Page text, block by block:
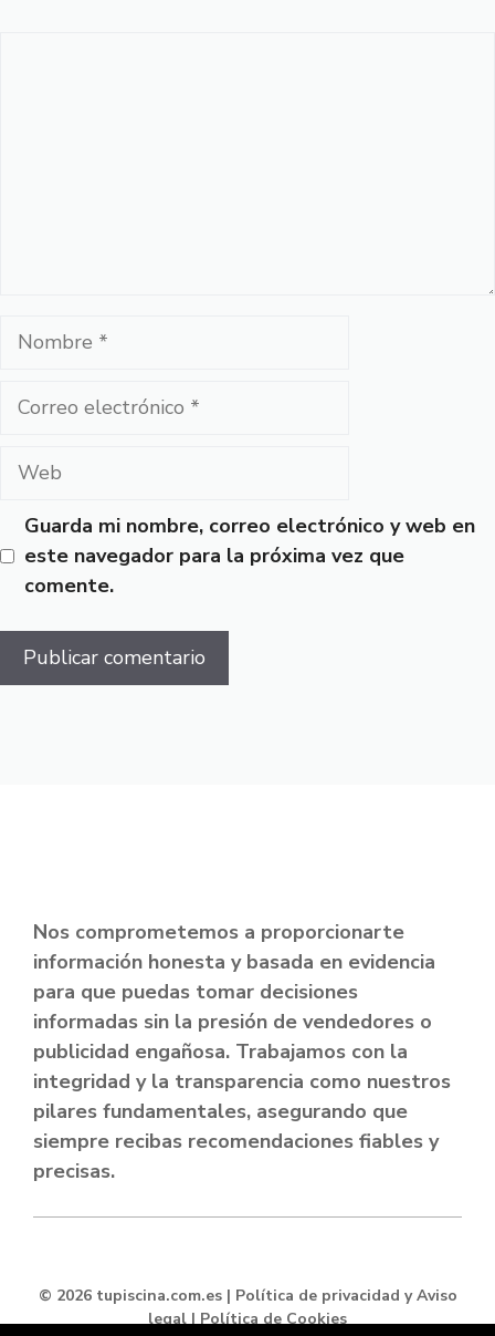
Nombre
Correo
Web
Guarda mi nombre, correo electrónico y web en
este navegador para la próxima vez que
comente.
Nos comprometemos a proporcionarte
información honesta y basada en evidencia
para que puedas tomar decisiones
informadas sin la presión de vendedores o
publicidad engañosa. Trabajamos con la
integridad y la transparencia como nuestros
pilares fundamentales, asegurando que
siempre recibas recomendaciones fiables y
precisas.
© 2026 tupiscina.com.es | Política de privacidad y Aviso
legal|Política de Cookies